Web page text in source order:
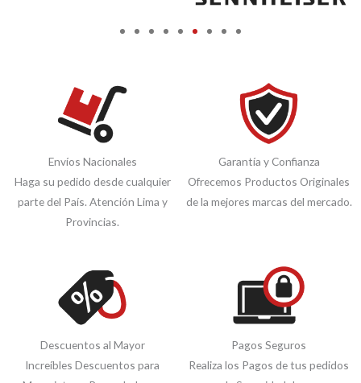
Envíos Nacionales
Haga su pedido desde cualquier
parte del País. Atención Lima y
Provincias.
Garantía y Confianza
Ofrecemos Productos Originales
de la mejores marcas del mercado.
Descuentos al Mayor
Increíbles Descuentos para
Pagos Seguros
Realiza los Pagos de tus pedidos